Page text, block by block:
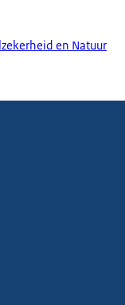
en Natuur